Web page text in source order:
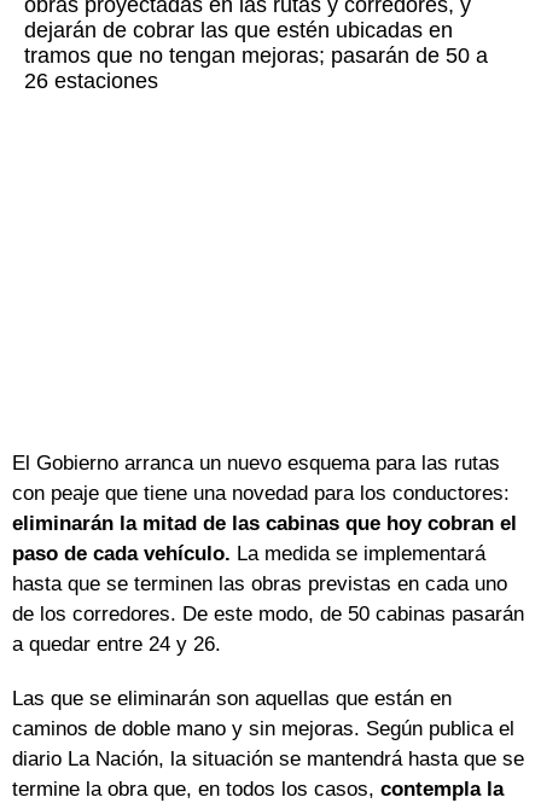
obras proyectadas en las rutas y corredores, y
dejarán de cobrar las que estén ubicadas en
tramos que no tengan mejoras; pasarán de 50 a
26 estaciones
El Gobierno arranca un nuevo esquema para las rutas
con peaje que tiene una novedad para los conductores:
eliminarán la mitad de las cabinas que hoy cobran el
paso de cada vehículo. La medida se implementará
hasta que se terminen las obras previstas en cada uno
de los corredores. De este modo, de 50 cabinas pasarán
a quedar entre 24 y 26.
Las que se eliminarán son aquellas que están en
caminos de doble mano y sin mejoras. Según publica el
diario La Nación, la situación se mantendrá hasta que se
termine la obra que, en todos los casos, contempla la